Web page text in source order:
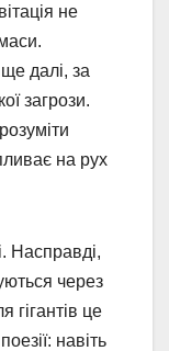
не
далі, за
загрози.
на рух
Насправді,
через
гігантів це
навіть